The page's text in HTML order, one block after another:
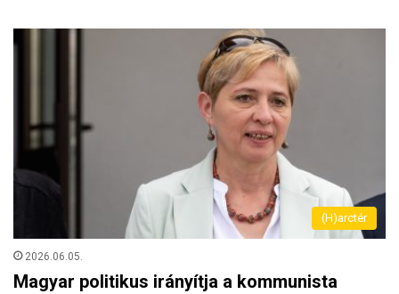
(H)arctér
2026.06.05.
Magyar politikus irányítja a kommunista